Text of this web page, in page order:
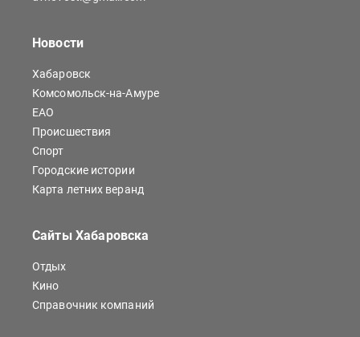
Новости
Хабаровск
Комсомольск-на-Амуре
ЕАО
Происшествия
Спорт
Городские истории
Карта летних веранд
Сайты Хабаровска
Отдых
Кино
Справочник компаний